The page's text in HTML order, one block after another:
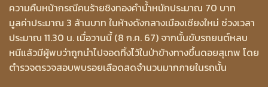
ความคืบหน้ากรณีคนร้ายชิงทองคำน้ำหนักประมาณ 70 บาท
มูลค่าประมาณ 3 ล้านบาท ในห้างดังกลางเมืองเชียงใหม่ ช่วงเวลา
ประมาณ 11.30 น. เมื่อวานนี้ (8 ก.ค. 67) จากนั้นขับรถยนต์หลบ
หนีแล้วมีผู้พบว่าถูกนำไปจอดทิ้งไว้ในป่าข้างทางขึ้นดอยสุเทพ โดย
ตำรวจตรวจสอบพบรอยเลือดสดจำนวนมากภายในรถนั้น